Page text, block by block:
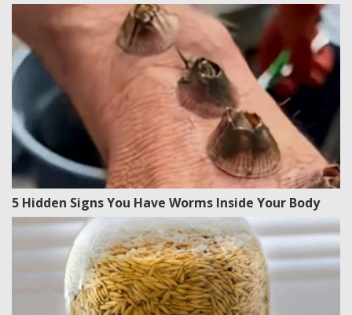
5 Hidden Signs You Have Worms Inside Your Body